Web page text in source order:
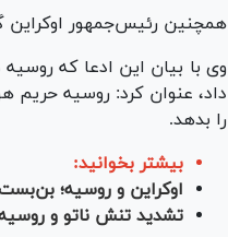
همچنین رئیس‌جمهور اوکراین
وی با بیان این ادعا که
داد، عنوان کرد: روسیه حریم
را بدهد.
بیشتر بخوانید:
اوکراین و روسیه؛
تشدید تنش ناتو و